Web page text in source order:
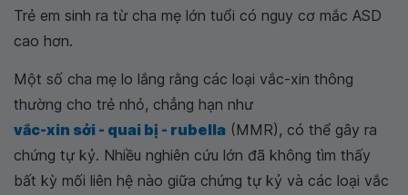
Trẻ em sinh ra từ cha mẹ lớn tuổi có nguy cơ mắc ASD
cao hơn.
Một số cha mẹ lo lắng rằng các loại vắc-xin thông
thường cho trẻ nhỏ, chẳng hạn như
vắc-xin sởi - quai bị - rubella (MMR), có thể gây ra
chứng tự kỷ. Nhiều nghiên cứu lớn đã không tìm thấy
bất kỳ mối liên hệ nào giữa chứng tự kỷ và các loại vắc